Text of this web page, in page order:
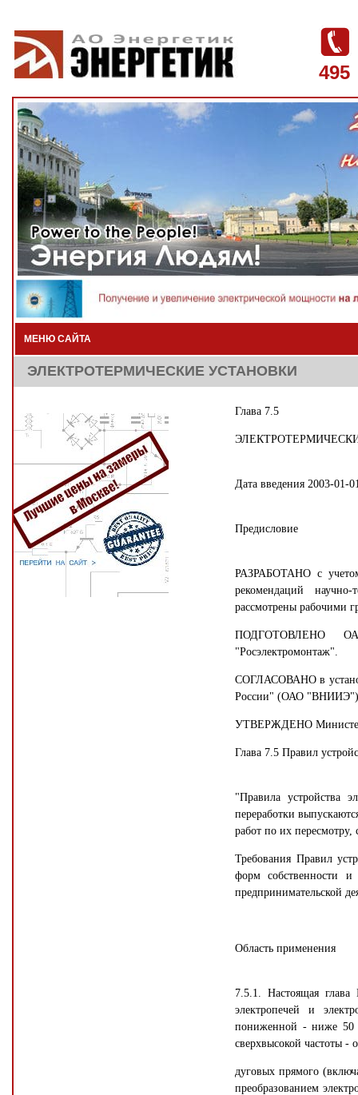
495
МЕНЮ САЙТА
ЭЛЕКТРОТЕРМИЧЕСКИЕ УСТАНОВКИ
Глава 7.5
Дата введения 2003-01-
Предисловие
РАЗРАБОТАНО с учетом
рекомендаций
рассмотрены рабочими
ПОДГОТОВЛЕНО
"Росэлектромонтаж".
СОГЛАСОВАНО в
России" (ОАО "ВНИИЭ") и
УТВЕРЖДЕНО
Глава 7.5 Правил
"Правила устройства
переработки
работ по их
Требования Правил
форм собственности
предпринимательской
Область применения
7.5.1. Настоящая глава
электропечей и
пониженной - ниже
сверхвысокой частоты
дуговых прямого
преобразованием